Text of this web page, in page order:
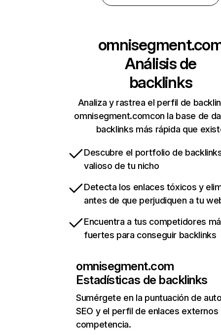
Análisis de
backlinks
Analiza y rastrea el perfil de
omnisegment.comcon la base de
backlinks más rápida que
Descubre el portfolio de
valioso de tu nicho
Detecta los enlaces tóxicos y
antes de que perjudiquen a tu
Encuentra a tus competidores
fuertes para conseguir backlinks
omnisegment.com
Estadísticas de backlinks
Sumérgete en la puntuación de
SEO y el perfil de enlaces externos
competencia.